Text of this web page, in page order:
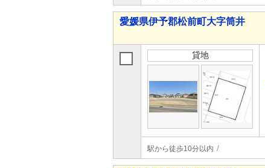
愛媛県伊予郡松前町大字筒井
貸地
駅から徒歩10分以内